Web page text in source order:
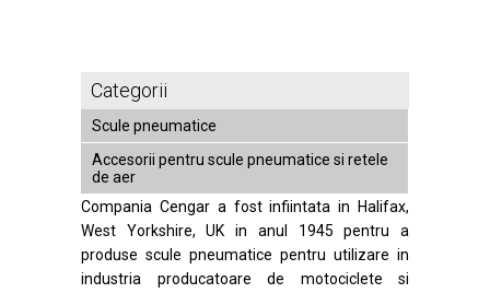
Categorii
Scule pneumatice
Accesorii pentru scule pneumatice si retele
de aer
Compania Cengar a fost infiintata in Halifax,
West Yorkshire, UK in anul 1945 pentru a
produse scule pneumatice pentru utilizare in
industria producatoare de motociclete si